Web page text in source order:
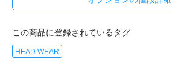
この商品に登録されているタグ
HEAD WEAR